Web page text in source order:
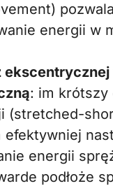
energii w
ekscentrycznej
: im krótszy
(stretched-
efektywniej
energii
podłoże